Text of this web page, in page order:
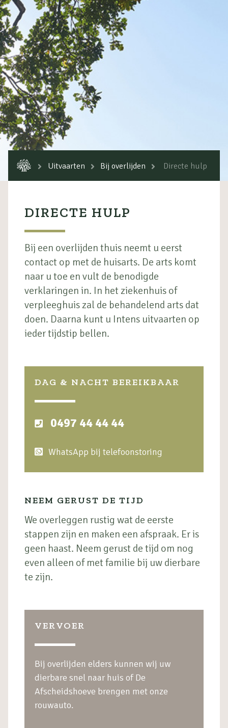
Uitvaarten Bij overlijden Directe hulp
DIRECTE HULP
Bij een overlijden thuis neemt u eerst
contact op met de huisarts. De arts komt
naar u toe en vult de benodigde
verklaringen in. In het ziekenhuis of
verpleeghuis zal de behandelend arts dat
doen. Daarna kunt u Intens uitvaarten op
ieder tijdstip bellen.
DAG & NACHT BEREIKBAAR
0497 44 44 44
WhatsApp bij telefoonstoring
NEEM GERUST DE TIJD
We overleggen rustig wat de eerste
stappen zijn en maken een afspraak. Er is
geen haast. Neem gerust de tijd om nog
even alleen of met familie bij uw dierbare
te zijn.
VERVOER
Bij overlijden elders kunnen wij uw
dierbare snel naar huis of De
Afscheidshoeve brengen met onze
rouwauto.